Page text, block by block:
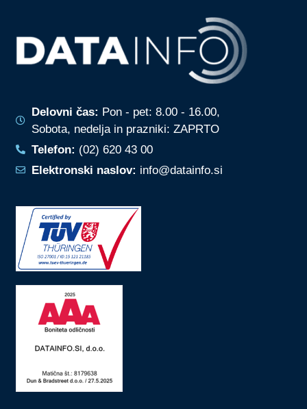
Delovni čas: Pon - pet: 8.00 - 16.00,
Sobota, nedelja in prazniki: ZAPRTO
Telefon: (02) 620 43 00
Elektronski naslov: info@datainfo.si